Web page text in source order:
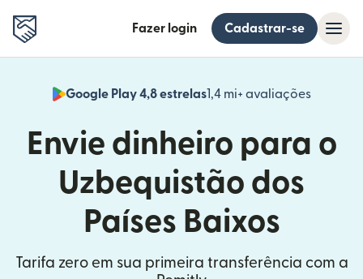
Fazer login Cadastrar-se
Google Play 4,8 estrelas1,4 mi+ avaliações
(abre
Envie dinheiro para o
Uzbequistão dos
Países Baixos
Tarifa zero em sua primeira transferência com a